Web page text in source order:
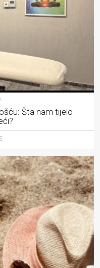
Šta nam tijelo